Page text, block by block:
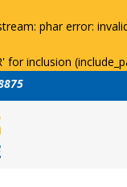
phar error:
for inclusion